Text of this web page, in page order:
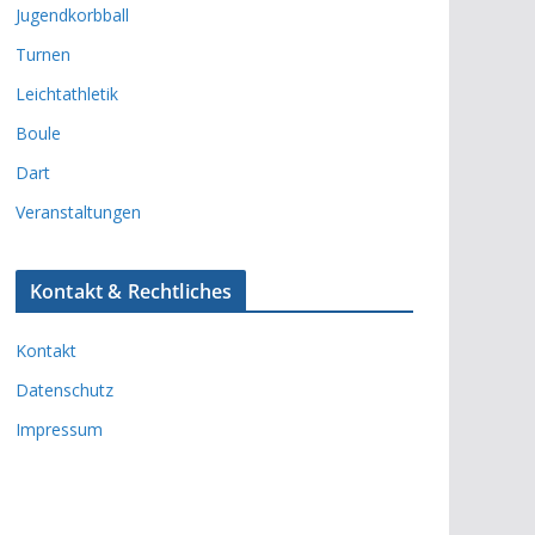
Jugendkorbball
Turnen
Leichtathletik
Boule
Dart
Veranstaltungen
Kontakt & Rechtliches
Kontakt
Datenschutz
Impressum